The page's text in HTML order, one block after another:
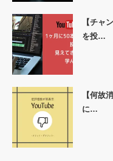
【チャ
を投…
【何故
に…